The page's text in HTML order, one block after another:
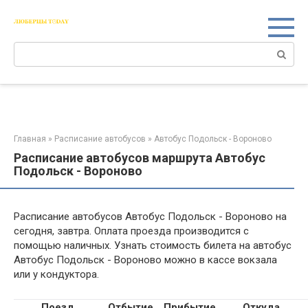
Главная » Расписание автобусов » Автобус Подольск - Вороново
Расписание автобусов маршрута Автобус
Подольск - Вороново
Расписание автобусов Автобус Подольск - Вороново на
сегодня, завтра. Оплата проезда производится с
помощью наличных. Узнать стоимость билета на автобус
Автобус Подольск - Вороново можно в кассе вокзала
или у кондуктора.